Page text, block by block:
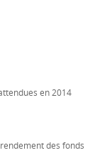
en 2014
des fonds